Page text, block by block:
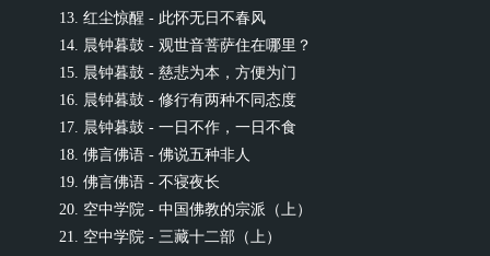
13. 红尘惊醒 - 此怀无日不春风
14. 晨钟暮鼓 - 观世音菩萨住在哪里？
15. 晨钟暮鼓 - 慈悲为本，方便为门
16. 晨钟暮鼓 - 修行有两种不同态度
17. 晨钟暮鼓 - 一日不作，一日不食
18. 佛言佛语 - 佛说五种非人
19. 佛言佛语 - 不寝夜长
20. 空中学院 - 中国佛教的宗派（上）
21. 空中学院 - 三藏十二部（上）